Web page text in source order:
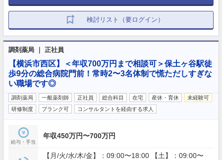
検討リスト（要ログイン）
調剤薬局 ｜ 正社員
【横浜市西区】＜年収700万円まで相談可＞保土ヶ谷駅徒
歩9分の総合病院門前！常時2〜3名体制で慌ただしすぎな
い職場です◎
調剤薬局 一般薬剤師 正社員 総合科目 在宅 産休・育休
未経験可
研修制度
ブランク可 コンサルタントを経由する求人
給与・手当
年収450万円〜700万円
【月/火/水/木/金】：09:00〜18:00 【土】：09:00〜